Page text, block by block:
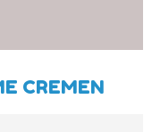
CREMEN